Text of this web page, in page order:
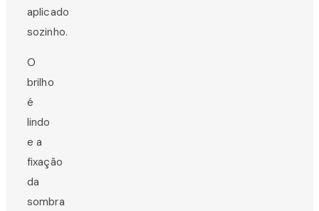
aplicado
sozinho.
O
brilho
é
lindo
e a
fixação
da
sombra